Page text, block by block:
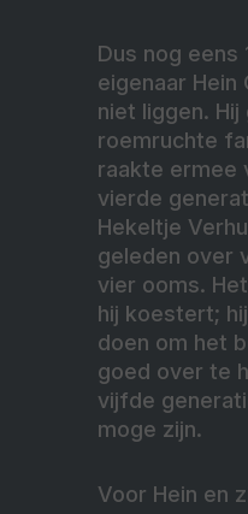
Dus nog eens
eigenaar Hein
niet liggen.
roemruchte
raakte ermee
vierde
Hekeltje
geleden over
vier ooms.
hij koestert;
doen om het
goed over te
vijfde
moge zijn.
Voor Hein en